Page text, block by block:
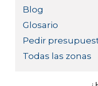
Blog
Glosario
Pedir
Todas las zonas